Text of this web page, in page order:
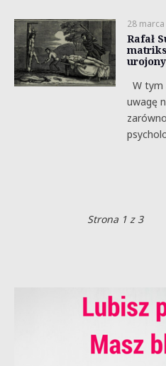
28
Rafał
urojony
W tym
uwagę
Strona 1 z 3